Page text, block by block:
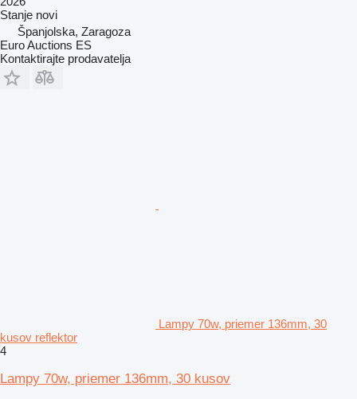
Stanje novi
Španjolska, Zaragoza
Euro Auctions ES
Kontaktirajte prodavatelja
Lampy 70w, priemer 136mm, 30
kusov reflektor
4
Lampy 70w, priemer 136mm, 30 kusov